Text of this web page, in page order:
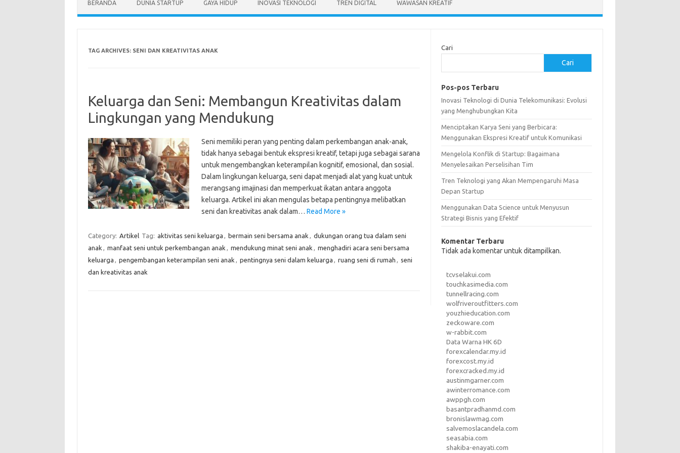
BERANDA DUNIA STARTUP GAYA HIDUP INOVASI TEKNOLOGI TREN DIGITAL WAWASAN KREATIF
TAG ARCHIVES: SENI DAN KREATIVITAS ANAK
Keluarga dan Seni: Membangun Kreativitas dalam
Lingkungan yang Mendukung
Seni memiliki peran yang penting dalam perkembangan anak-anak,
tidak hanya sebagai bentuk ekspresi kreatif, tetapi juga sebagai sarana
untuk mengembangkan keterampilan kognitif, emosional, dan sosial.
Dalam lingkungan keluarga, seni dapat menjadi alat yang kuat untuk
merangsang imajinasi dan memperkuat ikatan antara anggota
keluarga. Artikel ini akan mengulas betapa pentingnya melibatkan
seni dan kreativitas anak dalam… Read More »
Category: Artikel Tag: aktivitas seni keluarga , bermain seni bersama anak , dukungan orang tua dalam seni
anak , manfaat seni untuk perkembangan anak , mendukung minat seni anak , menghadiri acara seni bersama
keluarga , pengembangan keterampilan seni anak , pentingnya seni dalam keluarga , ruang seni di rumah , seni
dan kreativitas anak
Cari
Cari
Pos-pos Terbaru
Inovasi Teknologi di Dunia Telekomunikasi: Evolusi
yang Menghubungkan Kita
Menciptakan Karya Seni yang Berbicara:
Menggunakan Ekspresi Kreatif untuk Komunikasi
Mengelola Konflik di Startup: Bagaimana
Menyelesaikan Perselisihan Tim
Tren Teknologi yang Akan Mempengaruhi Masa
Depan Startup
Menggunakan Data Science untuk Menyusun
Strategi Bisnis yang Efektif
Komentar Terbaru
Tidak ada komentar untuk ditampilkan.
tcvselakui.com
touchkasimedia.com
tunnellracing.com
wolfriveroutfitters.com
youzhieducation.com
zeckoware.com
w-rabbit.com
Data Warna HK 6D
forexcalendar.my.id
forexcost.my.id
forexcracked.my.id
austinmgarner.com
awinterromance.com
awppgh.com
basantpradhanmd.com
bronislawmag.com
salvemoslacandela.com
seasabia.com
shakiba-enayati.com